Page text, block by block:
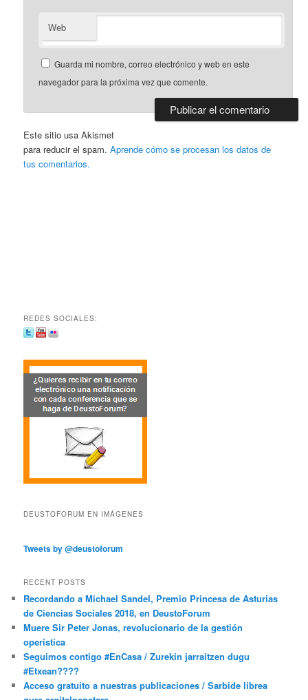
Web
Guarda mi nombre, correo electrónico y web en este
navegador para la próxima vez que comente.
Este sitio usa Akismet
para reducir el spam.Aprende cómo se procesan los datos de
tus comentarios.
REDES SOCIALES:
DEUSTOFORUM EN IMÁGENES
Tweets by @deustoforum
RECENT POSTS
Recordando a Michael Sandel, Premio Princesa de Asturias
de Ciencias Sociales 2018, en DeustoForum
Muere Sir Peter Jonas, revolucionario de la gestión
operística
Seguimos contigo #EnCasa / Zurekin jarraitzen dugu
#Etxean????
Acceso gratuito a nuestras publicaciones / Sarbide librea